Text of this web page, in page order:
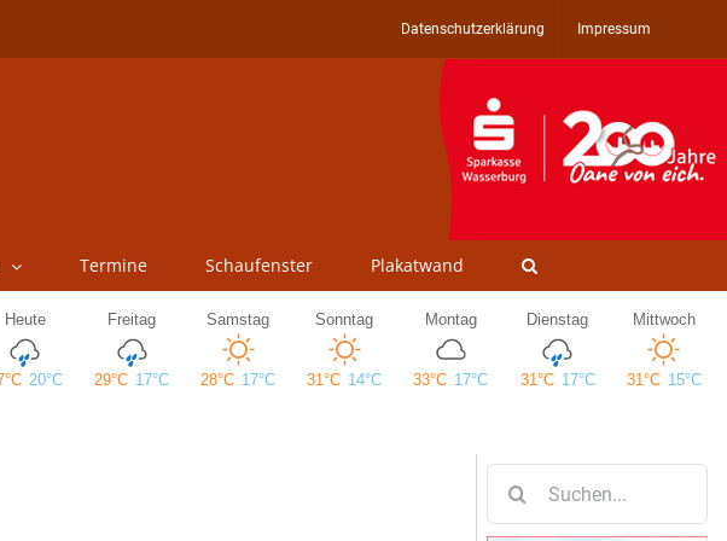
Datenschutzerklärung Impressum
Termine Schaufenster Plakatwand
nach: